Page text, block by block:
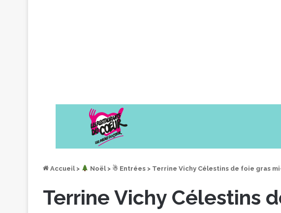
Accueil > ︎ Noël > ☃ Entrées > Terrine Vichy Célestins de foie gras
Terrine Vichy Célestins